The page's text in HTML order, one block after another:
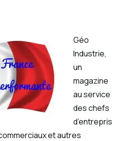
Géo
Industrie,
un
magazine
au service
des chefs
d’entrepris
et autres